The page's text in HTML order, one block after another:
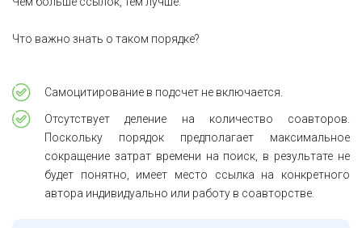
Что важно знать о таком порядке?
Самоцитирование в подсчет не включается.
Отсутствует деление на количество соавторов.
Поскольку порядок предполагает максимальное
сокращение затрат времени на поиск, в результате не
будет понятно, имеет место ссылка на конкретного
автора индивидуально или работу в соавторстве.